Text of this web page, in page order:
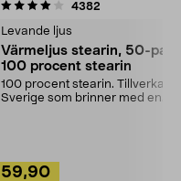
4382
Levande ljus
Värmeljus stearin, 50-pack,
100 procent stearin
100 procent stearin. Tillverkade i
Sverige som brinner med en
59,90
4.5av 5 stjärnor